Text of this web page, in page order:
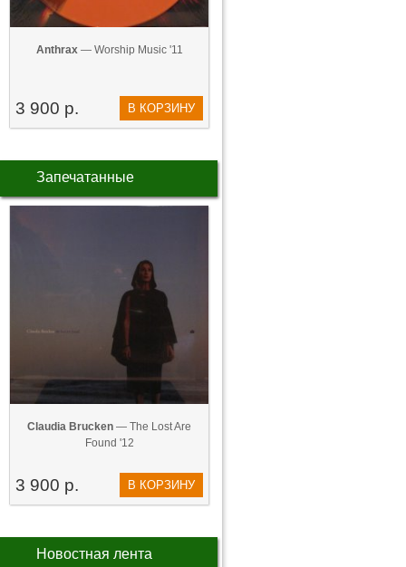
Anthrax— Worship Music '11
3 900 р. В КОРЗИНУ
Запечатанные
Claudia Brucken — The Lost Are
Found '12
3 900 р. В КОРЗИНУ
Новостная лента